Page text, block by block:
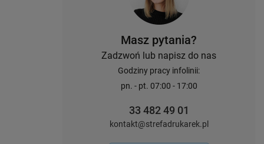
Masz pytania?
Zadzwoń lub napisz do nas
Godziny pracy infolinii:
pn. - pt. 07:00 - 17:00
33 482 49 01
kontakt@strefadrukarek.pl